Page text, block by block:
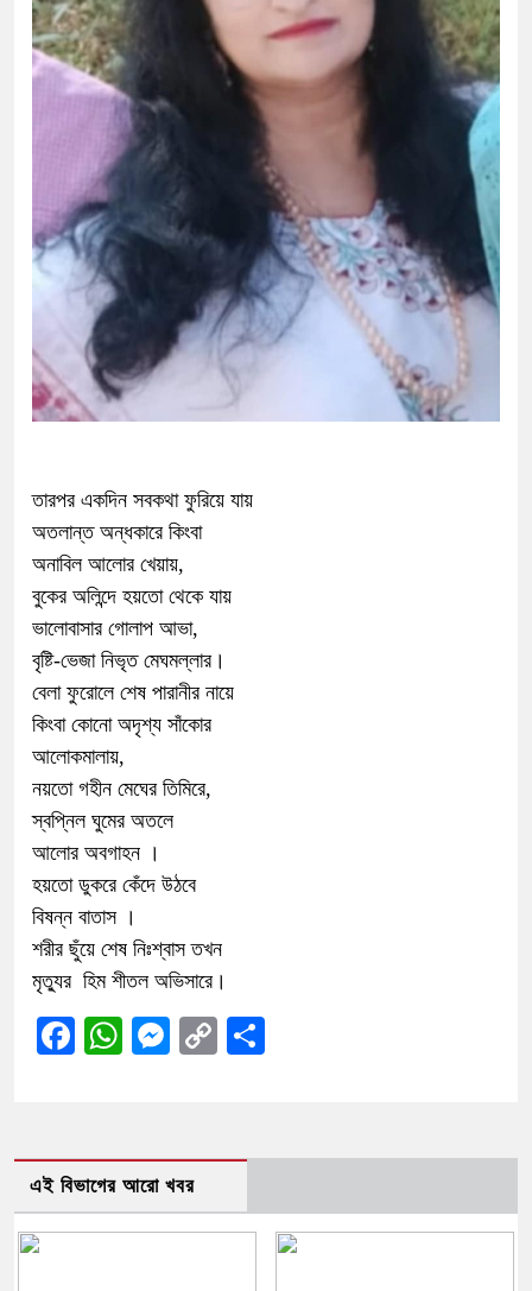
তারপর একদিন সবকথা ফুরিয়ে যায়
অতলান্ত অন্ধকারে কিংবা
অনাবিল আলোর খেয়ায়,
বুকের অলিন্দে হয়তো থেকে যায়
ভালোবাসার গোলাপ আভা,
বৃষ্টি-ভেজা নিভৃত মেঘমল্লার।
বেলা ফুরোলে শেষ পারানীর নায়ে
কিংবা কোনো অদৃশ্য সাঁকোর
আলোকমালায়,
নয়তো গহীন মেঘের তিমিরে,
স্বপ্নিল ঘুমের অতলে
আলোর অবগাহন ।
হয়তো ডুকরে কেঁদে উঠবে
বিষন্ন বাতাস ।
শরীর ছুঁয়ে শেষ নিঃশ্বাস তখন
মৃত্যুর হিম শীতল অভিসারে।
Facebook
WhatsApp
Messenger
Copy
এই বিভাগের আরো খবর